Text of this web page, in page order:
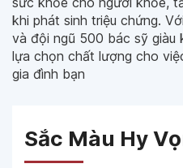
khi phát sinh triệu chứng.
và đội ngũ 500 bác sỹ giàu
lựa chọn chất lượng cho
gia đình bạn
Sắc Màu Hy